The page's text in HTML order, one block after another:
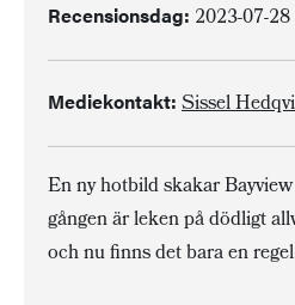
Recensionsdag: 2023-07-28
Mediekontakt: Sissel
En ny hotbild skakar
gången är leken på dödligt
och nu finns det bara en